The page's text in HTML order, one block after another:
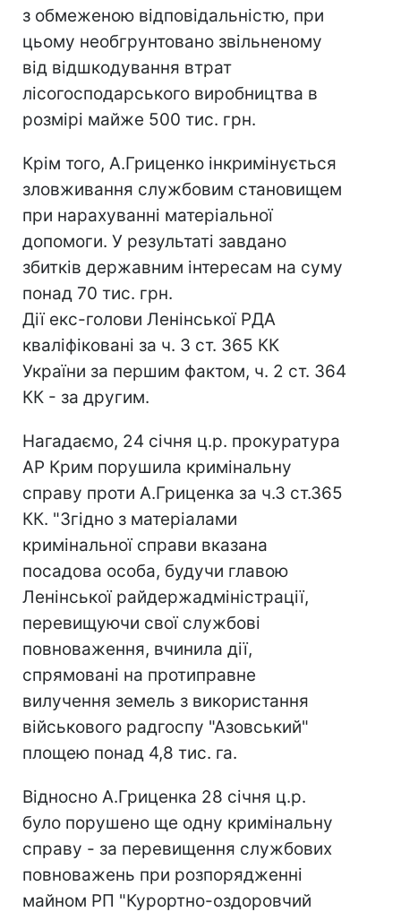
з обмеженою відповідальністю, при
цьому необгрунтовано звільненому
від відшкодування втрат
лісогосподарського виробництва в
розмірі майже 500 тис. грн.
Крім того, А.Гриценко інкримінується
зловживання службовим становищем
при нарахуванні матеріальної
допомоги. У результаті завдано
збитків державним інтересам на суму
понад 70 тис. грн.
Дії екс-голови Ленінської РДА
кваліфіковані за ч. 3 ст. 365 КК
України за першим фактом, ч. 2 ст. 364
КК - за другим.
Нагадаємо, 24 січня ц.р. прокуратура
АР Крим порушила кримінальну
справу проти А.Гриценка за ч.3 ст.365
КК. "Згідно з матеріалами
кримінальної справи вказана
посадова особа, будучи главою
Ленінської райдержадміністрації,
перевищуючи свої службові
повноваження, вчинила дії,
спрямовані на протиправне
вилучення земель з використання
військового радгоспу "Азовський"
площею понад 4,8 тис. га.
Відносно А.Гриценка 28 січня ц.р.
було порушено ще одну кримінальну
справу - за перевищення службових
повноважень при розпорядженні
майном РП "Курортно-оздоровчий